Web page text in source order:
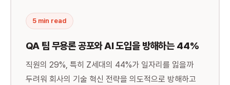
5 min read
QA 팀 무용론 공포와 AI 도입을 방해하는 44%
직원의 29%, 특히 Z세대의 44%가 일자리를 잃을까
두려워 회사의 기술 혁신 전략을 의도적으로 방해하고